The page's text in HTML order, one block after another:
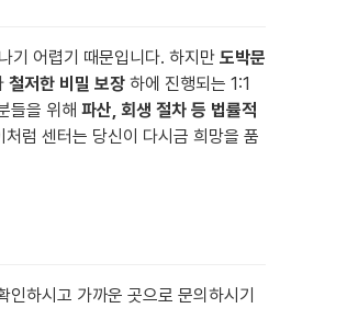
기 어렵기 때문입니다. 하지만 도박문
철저한 비밀 보장 하에 진행되는 1:1
들을 위해 파산, 회생 절차 등 법률적
럼 센터는 당신이 다시금 희망을 품
하시고 가까운 곳으로 문의하시기